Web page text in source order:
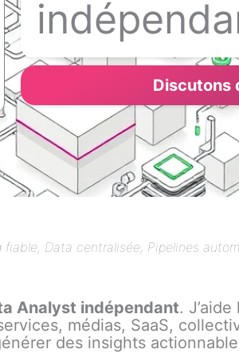
Discutons
fiable, Data centralisée, Pipelines
Analyst indépendant. J’aide
médias, SaaS,
des insights